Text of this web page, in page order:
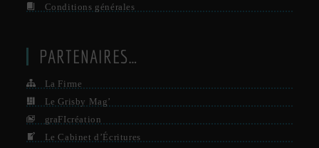
Conditions générales
PARTENAIRES…
La Firme
Le Grisby Mag’
graFIcréation
Le Cabinet d’Écritures